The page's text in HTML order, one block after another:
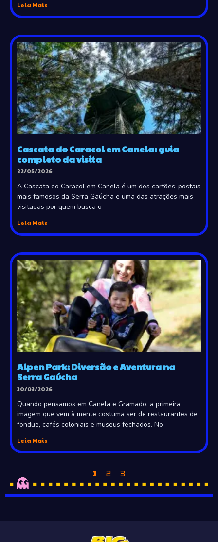
Leia Mais
Cascata do Caracol em Canela: guia
completo da visita
22/05/2026
A Cascata do Caracol em Canela é um dos cartões-postais
mais famosos da Serra Gaúcha e uma das atrações mais
visitadas por quem busca o
Leia Mais
Alpen Park: Diversão e Aventura na
Serra Gaúcha
30/03/2026
Quando pensamos em Canela e Gramado, a primeira
imagem que vem à mente costuma ser de restaurantes de
fondue, cafés coloniais e museus fechados. No
Leia Mais
1 2 3